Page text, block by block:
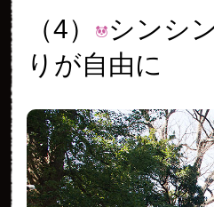
（4）
シンシ
りが自由に